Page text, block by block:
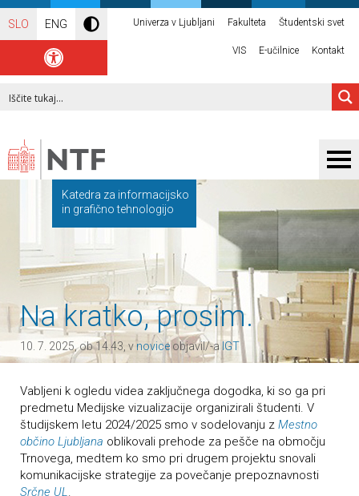
SLO ENG Univerza v Ljubljani Fakulteta Študentski svet
VIS E-učilnice Kontakt
Katedra za informacijsko
in grafično tehnologijo
Na kratko, prosim.
10. 7. 2025, ob 14.43, v novice objavil/-a IGT
Vabljeni k ogledu videa zaključnega dogodka, ki so ga pri
predmetu Medijske vizualizacije organizirali študenti. V
študijskem letu 2024/2025 smo v sodelovanju z Mestno
občino Ljubljana oblikovali prehode za pešče na območju
Trnovega, medtem ko smo pri drugem projektu snovali
komunikacijske strategije za povečanje prepoznavnosti
Srčne UL.